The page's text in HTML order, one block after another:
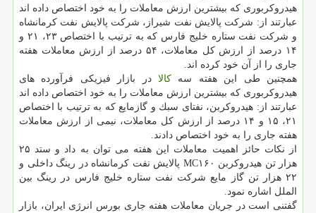
هیدروكربوری كه بیشترین ارزش معاملات را به خود اختصاص داده اند
عبارتند از: شركت پالایش نفت شیراز، شركت پالایش نفت كرمانشاه
و شركت نفت ستاره خلیج فارس كه به ترتیب با اختصاص ۲۳، ۲۱ و
۱۴ درصد از ارزش كل معاملات، ۵۴ درصد از ارزش معاملات هفته
جاری را از آن خود كرده اند.
همچنین طی این هفته سه كالا در بازار فیزیكی فرآورده های
هیدروكربوری كه بیشترین ارزش معاملات را به خود اختصاص داده اند
عبارتند از: هیدروكربن، نفتای سبك و گازمایع كه به ترتیب با اختصاص
۲۱، ۱۵ و ۱۴ درصد از ارزش كل معاملات، نیمی از ارزش معاملات
هفته جاری را به خود اختصاص دادند.
از نكات حائز اهمیت معاملات این هفته می توان به داد و ستد ۲۵
هزار تن هیدروكربن MC۱۶۰ پالایش نفت كرمانشاه در رینگ داخلی و
۲۲ هزار تن گاز مایع شركت نفت ستاره خلیج فارس در رینگ بین
الملل اشاره نمود.
گفتنی است در جریان معاملات هفته جاری بورس انرژی ایران، بازار